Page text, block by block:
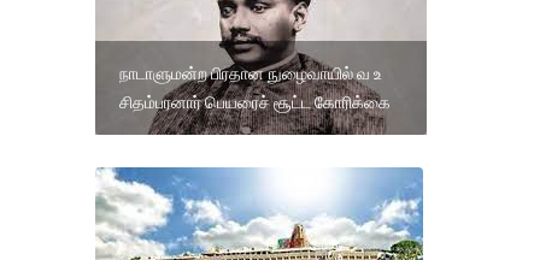
நாடாளுமன்ற பிரதான நுழைவாயில் வ உ
சிதம்பரனார் பெயரைச் சூட்ட கோரிக்கை